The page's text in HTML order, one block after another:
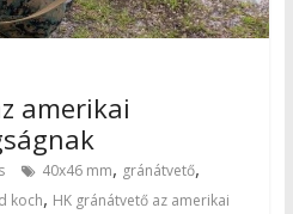
amerikai
40x46 mm, gránátvető,
koch, HK gránátvető az amerikai